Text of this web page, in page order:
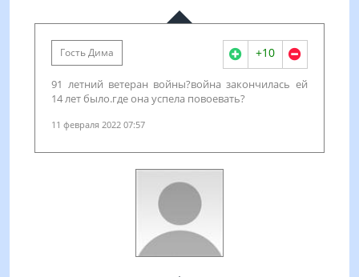
Гость Дима +10
91 летний ветеран войны?война закончилась ей
14 лет было.где она успела повоевать?
11 февраля 2022 07:57